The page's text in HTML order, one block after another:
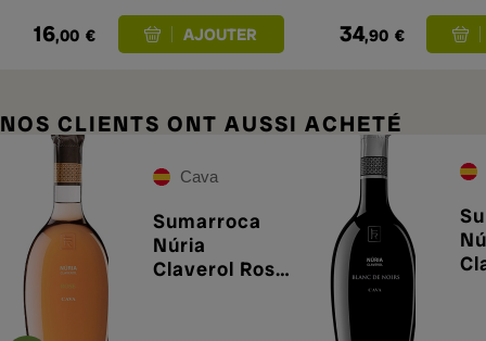
16,00 € 34,90 €
NOS CLIENTS ONT AUSSI ACHETÉ
Cava
Sumarroca
Núria
Claverol Rosé